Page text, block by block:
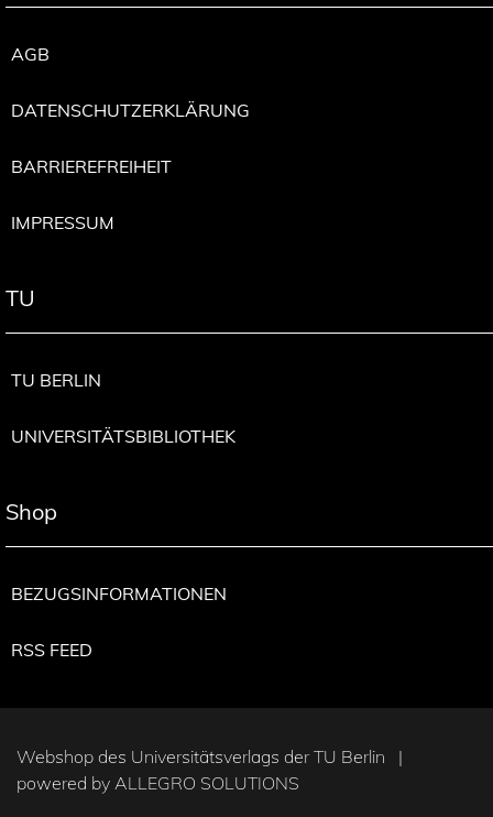
AGB
DATENSCHUTZERKLÄRUNG
BARRIEREFREIHEIT
IMPRESSUM
TU
TU BERLIN
UNIVERSITÄTSBIBLIOTHEK
Shop
BEZUGSINFORMATIONEN
RSS FEED
Webshop des Universitätsverlags der TU Berlin |
powered by ALLEGRO SOLUTIONS